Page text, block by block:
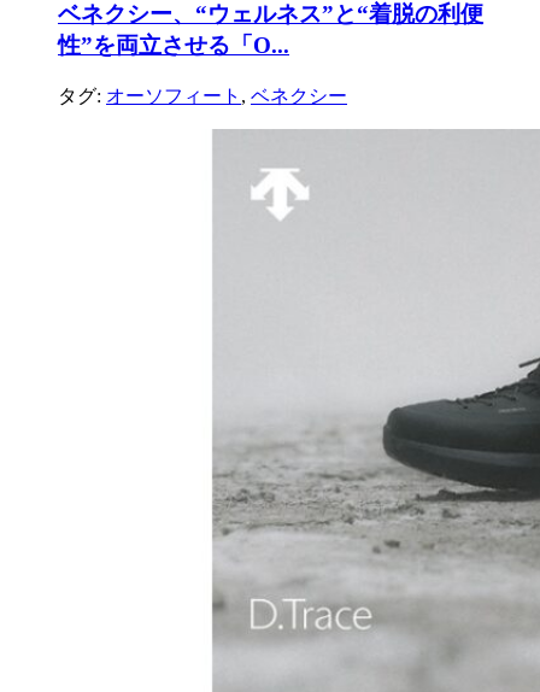
ベネクシー、“ウェルネス”と“着脱の利便
性”を両立させる「O...
タグ: オーソフィート , ベネクシー